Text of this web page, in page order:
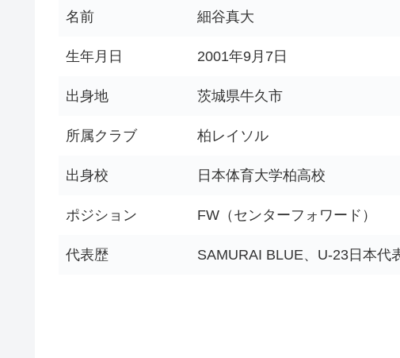
名前 細谷真大
生年月日 2001年9月7日
出身地 茨城県牛久市
所属クラブ 柏レイソル
出身校 日本体育大学柏高校
ポジション FW（センターフォワード）
代表歴 SAMURAI BLUE、U-23日本代